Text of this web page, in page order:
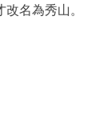
名為秀山。